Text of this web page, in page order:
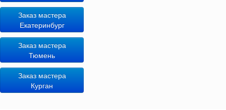
Заказ мастера
Екатеринбург
Заказ мастера
Тюмень
Заказ мастера
Курган